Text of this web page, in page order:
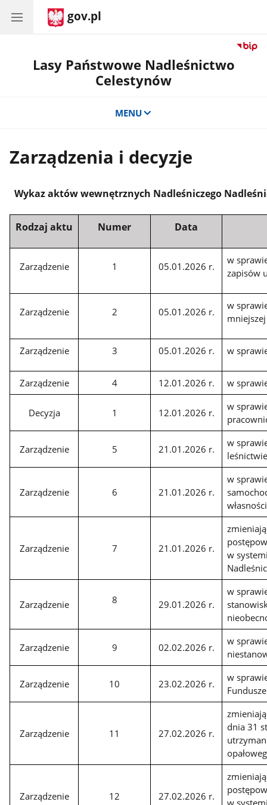
gov.pl
Lasy Państwowe Nadleśnictwo
Celestynów
MENU
Zarządzenia i decyzje
Wykaz aktów wewnętrznych Nadleśniczego
Rodzaj aktu Numer Data
Zarządzenie 1 05.01.2026 r.
w
zapisów
Zarządzenie 2 05.01.2026 r.
w
Zarządzenie 3 05.01.2026 r. w
Zarządzenie 4 12.01.2026 r. w
Decyzja 1 12.01.2026 r.
w
Zarządzenie 5 21.01.2026 r.
w
Zarządzenie 6 21.01.2026 r.
w
Zarządzenie 7 21.01.2026 r.
w
Zarządzenie 8 29.01.2026 r.
w
Zarządzenie 9 02.02.2026 r.
w
Zarządzenie 10 23.02.2026 r.
w
Zarządzenie 11 27.02.2026 r.
dnia 31
Zarządzenie 12 27.02.2026 r.